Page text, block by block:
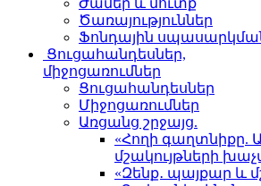
Ժամեր և մուտք
Ծառայություններ
Ֆոնդային
Ցուցահանդեսներ,
միջոցառումներ
Ցուցահանդեսներ
Միջոցառումներ
Առցանց շրջայց.
«Հողի
մշակույթների
«Զենք․ պայքար և